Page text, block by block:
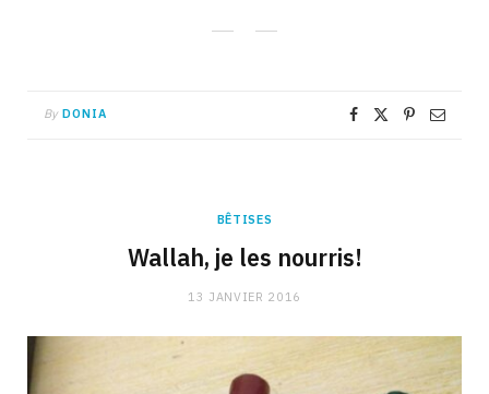
By DONIA
BÊTISES
Wallah, je les nourris!
13 JANVIER 2016